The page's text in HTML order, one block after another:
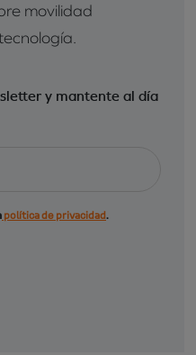
movilidad
y mantente al día
política de privacidad.